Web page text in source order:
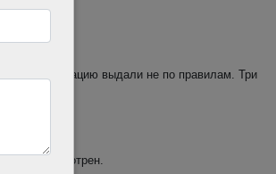
госпитализацию выдали не по правилам. Три
предусмотрен.